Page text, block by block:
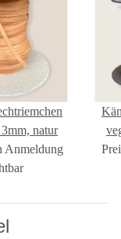
natur
Anmeldung